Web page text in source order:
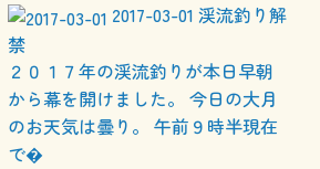
2017-03-01 渓流釣り解
禁
２０１７年の渓流釣りが本日早朝
から幕を開けました。 今日の大月
のお天気は曇り。 午前９時半現在
で�